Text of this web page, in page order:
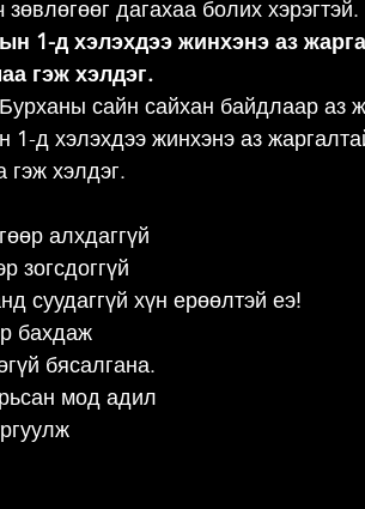
дагахаа болих хэрэгтэй.
1-д хэлэхдээ жинхэнэ аз
гэж хэлдэг.
сайн сайхан байдлаар аз
д хэлэхдээ жинхэнэ аз
хэлдэг.
алхдаггүй
зогсдоггүй
суудаггүй хүн ерөөлтэй еэ!
бахдаж
бясалгана.
мод адил